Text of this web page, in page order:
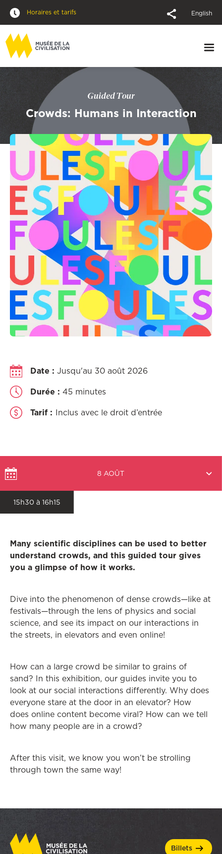
Horaires et tarifs English
Guided Tour
Crowds: Humans in Interaction
Date : Jusqu'au 30 août 2026
Durée : 45 minutes
Tarif : Inclus avec le droit d’entrée
8 AOÛT
Choisir
une
date
15h30 à 16h15
Many scientific disciplines can be used to better
understand crowds, and this guided tour gives
you a glimpse of how it works.
Dive into the phenomenon of dense crowds—like at
festivals—through the lens of physics and social
science, and see its impact on our interactions in
the streets, in elevators and even online!
How can a large crowd be similar to grains of
sand? In this exhibition, our guides invite you to
look at our social interactions differently. Why does
everyone stare at the door in an elevator? How
does online content become viral? How can we tell
how many people are in a crowd?
After this visit, we know you won’t be strolling
through town the same way!
billets